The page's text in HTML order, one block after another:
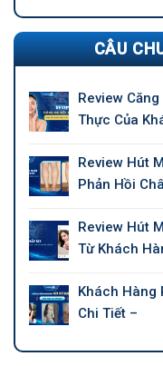
CÂU
Review
Thực Của
Review Hút
Phản Hồi
Review Hút
Từ Khách
Khách Hàng
Chi Tiết –